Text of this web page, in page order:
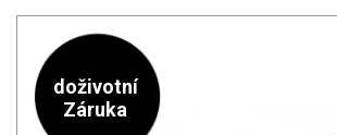
doživotní
Záruka